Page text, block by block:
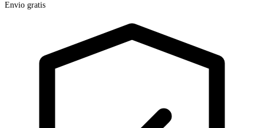
Envio gratis